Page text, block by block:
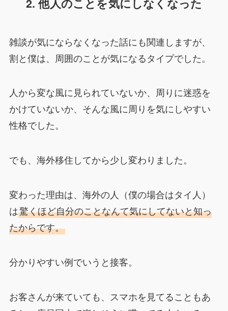
雑談が気にならなくなった話にも関連しますが、
割と僕は、周囲のことが気になるタイプでした。
人から変な風に見られていないか、周りに迷惑を
かけていないか、そんな風に周りを気にしやすい
性格でした。
でも、海外移住してから少し変わりました。
変わった理由は、海外の人（僕の場合はタイ人）
は驚くほど自分のことなんて気にしてないと知っ
たからです。
分かりやすい例でいうと接客。
お客さんが来ていても、スマホを見てることもあ